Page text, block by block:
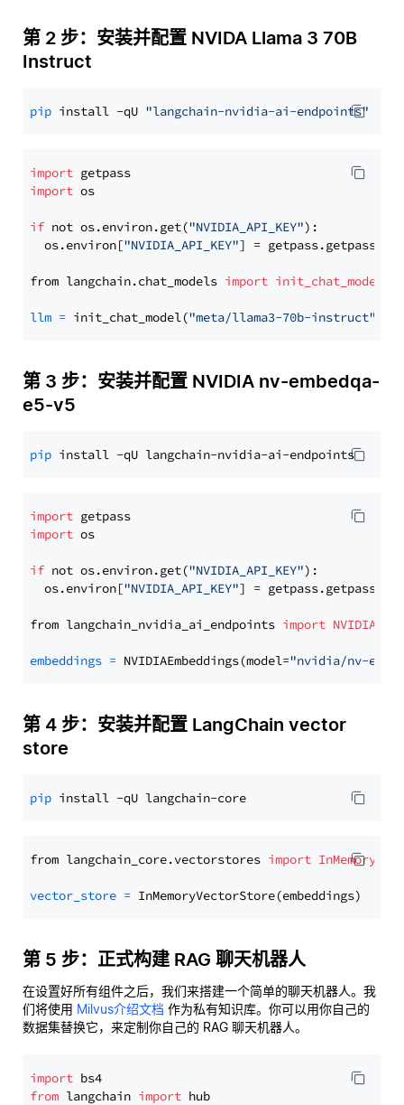
第 2 步：安装并配置 NVIDA Llama 3 70B
Instruct
pip install -qU "langchain-nvidia-ai-endpoints"
import
import os
if not os.environ.get("NVIDIA_API_KEY"):
  os.environ[
"NVIDIA_API_KEY"] = getpass.getpass(
from langchain.chat_models import init_chat_model
llm = init_chat_model("meta/llama3-70b-instruct"
第 3 步：安装并配置 NVIDIA nv-embedqa-
e5-v5
pip
import
import os
if not os.environ.get("NVIDIA_API_KEY"):
  os.environ[
"NVIDIA_API_KEY"] = getpass.getpass(
from langchain_nvidia_ai_endpoints import
embeddings = NVIDIAEmbeddings(model="nvidia/nv-
第 4 步：安装并配置 LangChain vector
store
pip
from langchain_core.vectorstores import
vector_store =
第 5 步：正式构建 RAG 聊天机器人
在设置好所有组件之后，我们来搭建一个简单的聊天机器人。我
们将使用 Milvus介绍文档 作为私有知识库。你可以用你自己的
数据集替换它，来定制你自己的 RAG 聊天机器人。
import
from langchain import